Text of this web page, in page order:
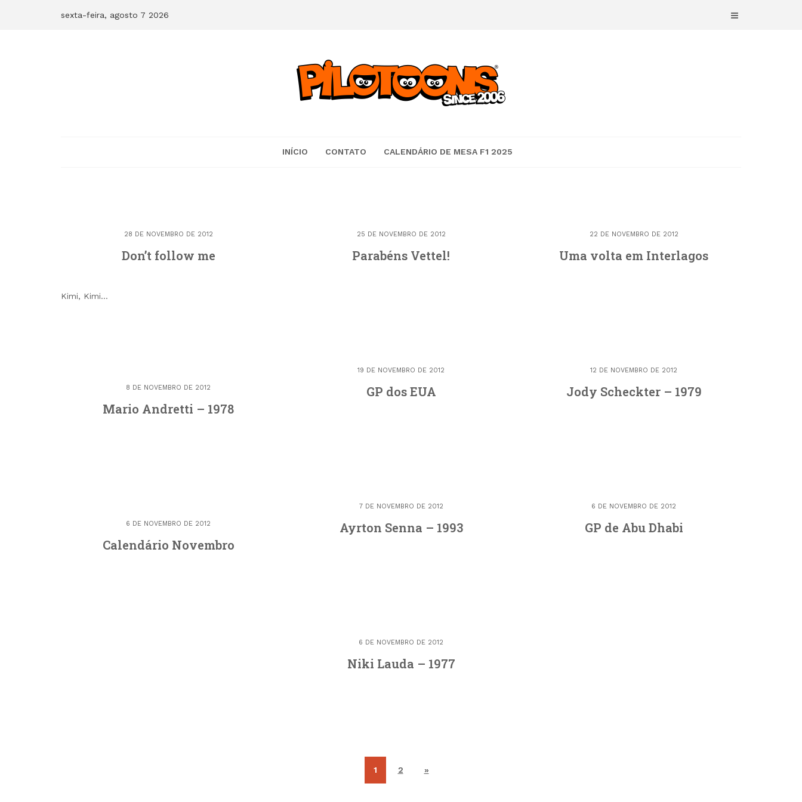
sexta-feira, agosto 7 2026
INÍCIO CONTATO CALENDÁRIO DE MESA F1 2025
28 DE NOVEMBRO DE 2012
Don’t follow me
Kimi, Kimi…
25 DE NOVEMBRO DE 2012
Parabéns Vettel!
22 DE NOVEMBRO DE 2012
Uma volta em Interlagos
19 DE NOVEMBRO DE 2012
GP dos EUA
12 DE NOVEMBRO DE 2012
Jody Scheckter – 1979
8 DE NOVEMBRO DE 2012
Mario Andretti – 1978
7 DE NOVEMBRO DE 2012
Ayrton Senna – 1993
6 DE NOVEMBRO DE 2012
GP de Abu Dhabi
6 DE NOVEMBRO DE 2012
Calendário Novembro
6 DE NOVEMBRO DE 2012
Niki Lauda – 1977
1 2 »